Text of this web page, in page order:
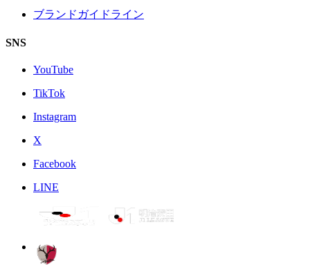
ブランドガイドライン
SNS
YouTube
TikTok
Instagram
X
Facebook
LINE